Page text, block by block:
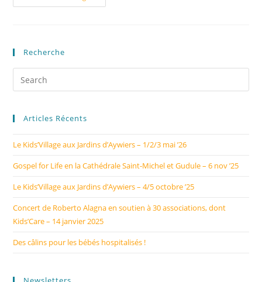
Recherche
Articles Récents
Le Kids’Village aux Jardins d’Aywiers – 1/2/3 mai ’26
Gospel for Life en la Cathédrale Saint-Michel et Gudule – 6 nov ’25
Le Kids’Village aux Jardins d’Aywiers – 4/5 octobre ’25
Concert de Roberto Alagna en soutien à 30 associations, dont
Kids’Care – 14 janvier 2025
Des câlins pour les bébés hospitalisés !